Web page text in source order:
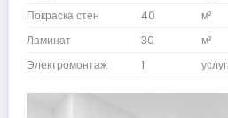
Покраска стен
40 м²
Ламинат
30 м²
Электромонтаж
1